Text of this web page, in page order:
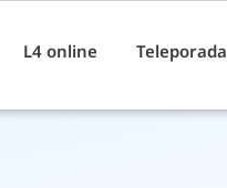
L4 online Teleporada